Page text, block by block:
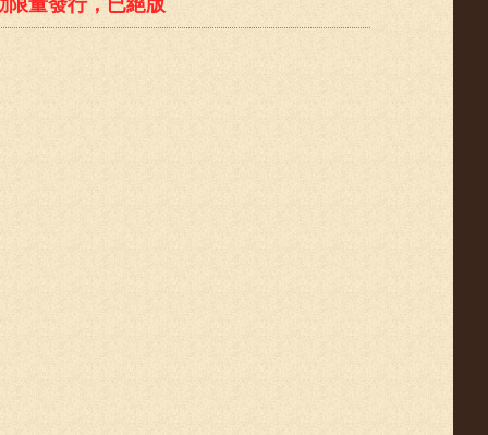
量發行，已絕版